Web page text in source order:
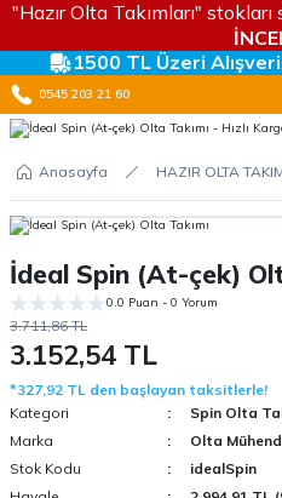
"Hazır Olta Takımları"
1500 TL Üzeri
0545 203 21 60
Anasayfa HAZIR OLTA
İdeal Spin (At-çek)
0.0 Puan - 0 Yorum
3.711,86 TL
3.152,54 TL
*327,92 TL den başlayan taksitlerle!
Kategori
Spin Olta
Marka
Olta
Stok Kodu
idealSpin